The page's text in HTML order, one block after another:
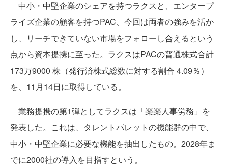
中小・中堅企業のシェアを持つラクスと、エンタープ
ライズ企業の顧客を持つPAC、今回は両者の強みを活か
し、リーチできていない市場をフォローし合えるという
点から資本提携に至った。ラクスはPACの普通株式合計
173万9000 株（発行済株式総数に対する割合 4.09％）
を、11月14日に取得している。
業務提携の第1弾としてラクスは「楽楽人事労務」を
発表した。これは、タレントパレットの機能群の中で、
中小・中堅企業に必要な機能を抽出したもの。2028年ま
でに2000社の導入を目指すという。